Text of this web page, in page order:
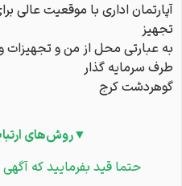
آپارتمان اداری با موقعیت
تجهیز
به عبارتی محل از من و تجهیزات
طرف سرمایه گذار
گوهردشت کرج
▼روش‌های
حتما قید بفرمایید که